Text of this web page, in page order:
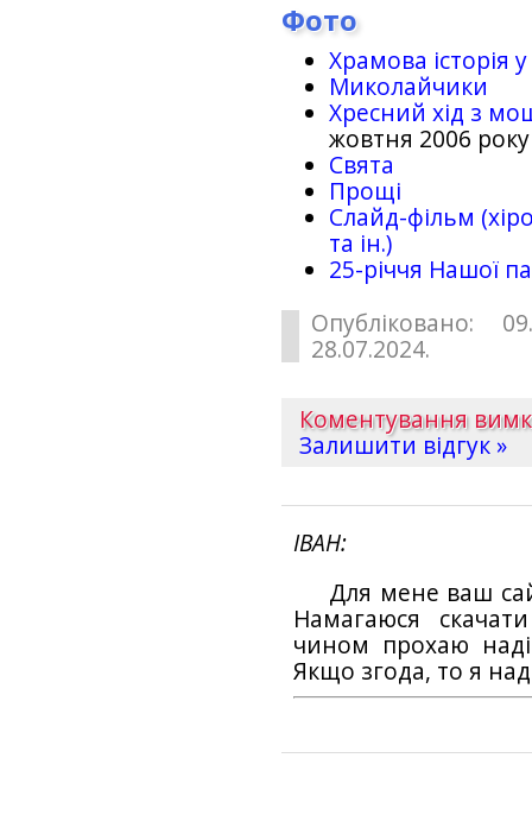
Фото
Храмова історія
Миколайчики
Хресний хід з
жовтня 2006 року
Свята
Прощі
Слайд-фільм
та ін.)
25-рiччя Нашої
Опубліковано:
28.07.2024.
Коментування
Залишити відгук »
ІВАН
Для мене ваш
Намагаюся
чином прохаю
Якщо згода, то я